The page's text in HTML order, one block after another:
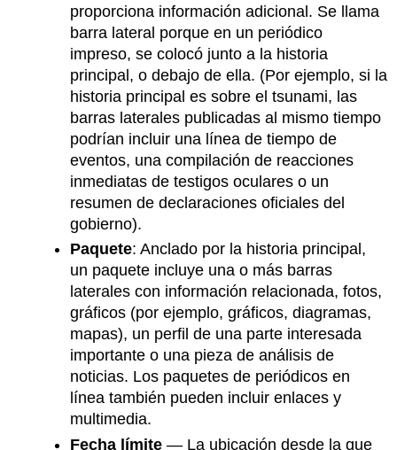
proporciona información adicional. Se llama
barra lateral porque en un periódico
impreso, se colocó junto a la historia
principal, o debajo de ella. (Por ejemplo, si la
historia principal es sobre el tsunami, las
barras laterales publicadas al mismo tiempo
podrían incluir una línea de tiempo de
eventos, una compilación de reacciones
inmediatas de testigos oculares o un
resumen de declaraciones oficiales del
gobierno).
Paquete: Anclado por la historia principal,
un paquete incluye una o más barras
laterales con información relacionada, fotos,
gráficos (por ejemplo, gráficos, diagramas,
mapas), un perfil de una parte interesada
importante o una pieza de análisis de
noticias. Los paquetes de periódicos en
línea también pueden incluir enlaces y
multimedia.
Fecha límite — La ubicación desde la que